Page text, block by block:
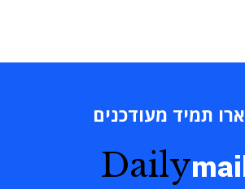
תמיד מעודכנים
Daily